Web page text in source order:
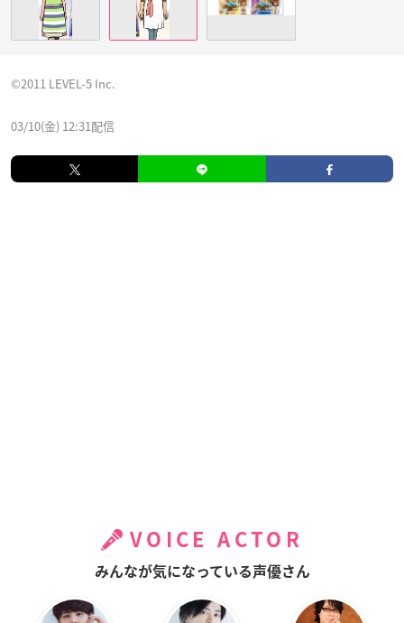
©︎2011 LEVEL-5 Inc.
03/10(金) 12:31配信
VOICE ACTOR
みんなが気になっている声優さん